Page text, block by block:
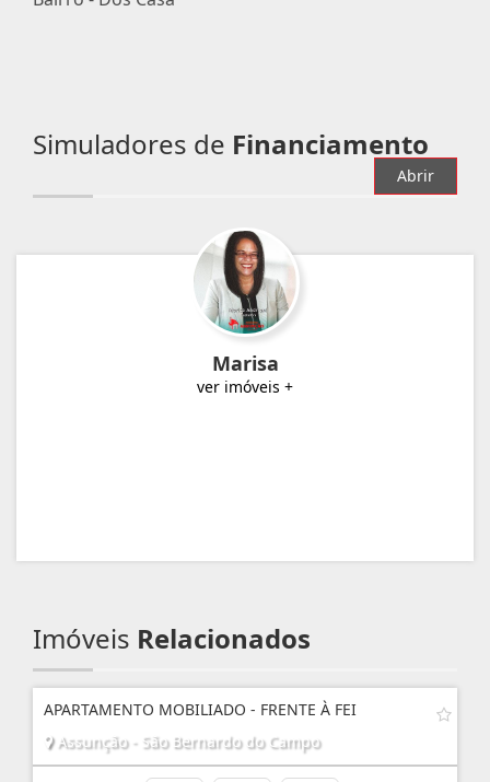
Simuladores de Financiamento
Abrir
Marisa
ver imóveis +
Imóveis Relacionados
APARTAMENTO MOBILIADO - FRENTE À FEI
Assunção - São Bernardo do Campo